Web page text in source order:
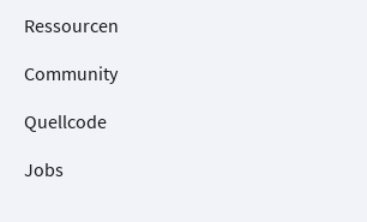
Ressourcen
Community
Quellcode
Jobs